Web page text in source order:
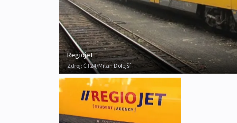
Regiojet
Zdroj: ČT24/Milan Dolejší